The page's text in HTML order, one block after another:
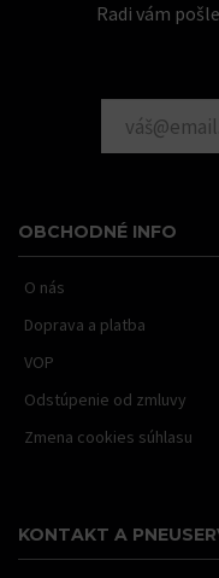
Radi vám
OBCHODNÉ INFO
O nás
Doprava a platba
VOP
Odstúpenie od zmluvy
Zmena cookies súhlasu
KONTAKT A